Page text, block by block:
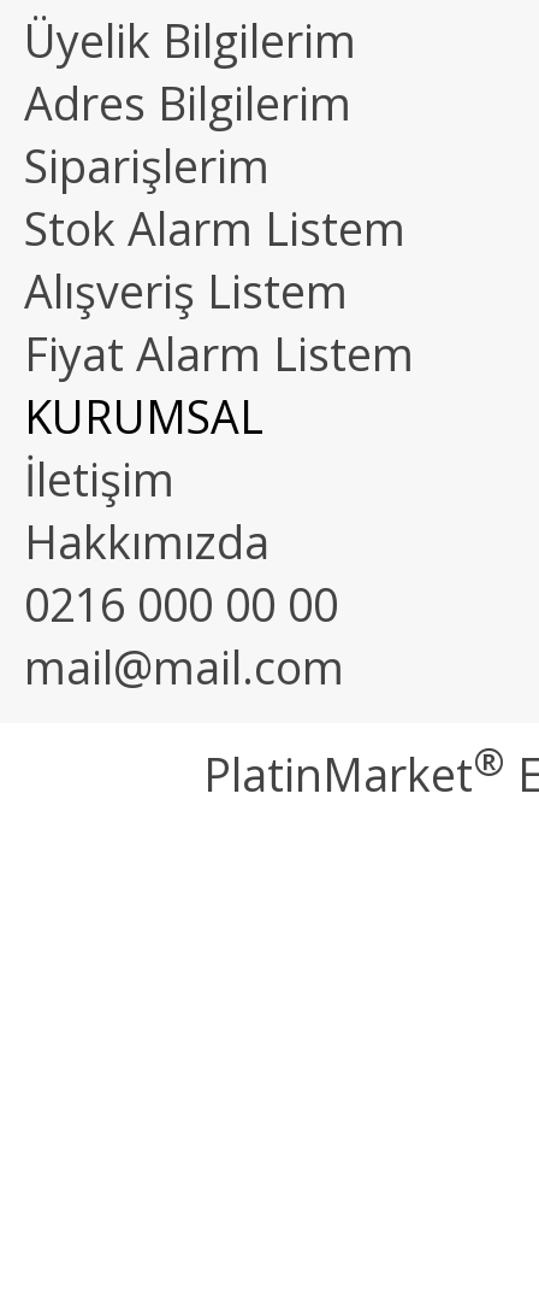
Üyelik Bilgilerim
Adres Bilgilerim
Siparişlerim
Stok Alarm Listem
Alışveriş Listem
Fiyat Alarm Listem
KURUMSAL
İletişim
Hakkımızda
0216 000 00 00
mail@mail.com
PlatinMarket®